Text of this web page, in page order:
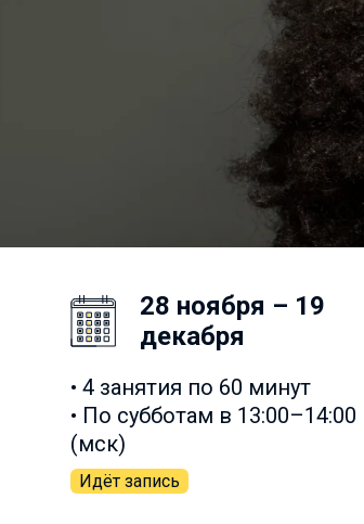
28 ноября – 19
декабря
• 4 занятия по 60 минут
• По субботам в 13:00–14:00
(мск)
Идёт запись